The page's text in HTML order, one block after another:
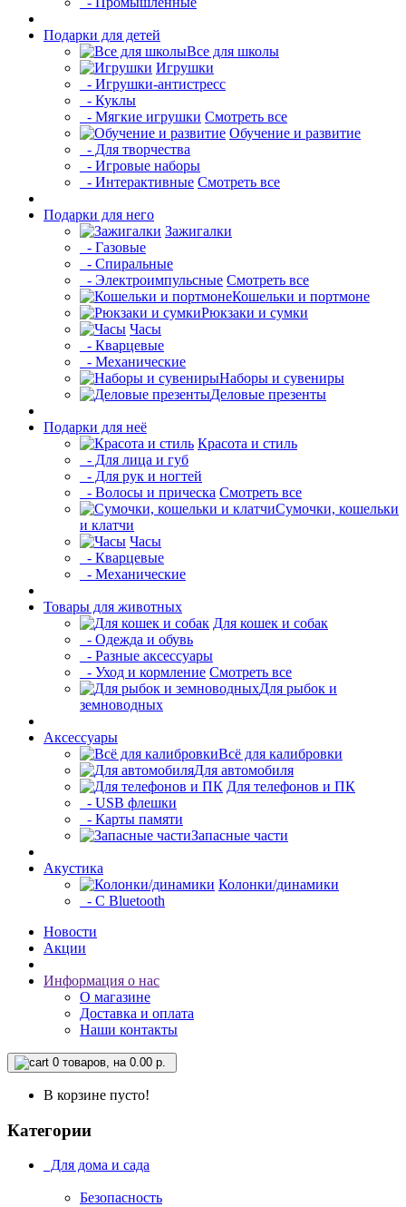
Подарки для детей
Все для школы
Игрушки
- Игрушки-антистресс
- Куклы
- Мягкие игрушки Смотреть все
Обучение и развитие
- Для творчества
- Игровые наборы
- Интерактивные Смотреть все
Подарки для него
Зажигалки
- Газовые
- Спиральные
- Электроимпульсные Смотреть все
Кошельки и портмоне
Рюкзаки и сумки
Часы
- Кварцевые
- Механические
Наборы и сувениры
Деловые презенты
Подарки для неё
Красота и стиль
- Для лица и губ
- Для рук и ногтей
- Волосы и прическа Смотреть все
Сумочки, кошельки
и клатчи
Часы
- Кварцевые
- Механические
Товары для животных
Для кошек и собак
- Одежда и обувь
- Разные аксессуары
- Уход и кормление Смотреть все
Для рыбок и
земноводных
Аксессуары
Всё для калибровки
Для автомобиля
Для телефонов и ПК
- USB флешки
- Карты памяти
Запасные части
Акустика
Колонки/динамики
- С Bluetooth
Новости
Акции
Информация о нас
О магазине
Доставка и оплата
Наши контакты
0 товаров, на 0.00 р.
В корзине пусто!
Категории
Для дома и сада
Безопасность